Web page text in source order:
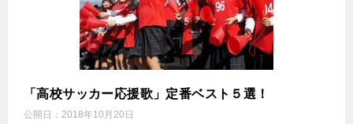
「高校サッカー応援歌」定番ベスト５選！
公開日： 2018年10月20日